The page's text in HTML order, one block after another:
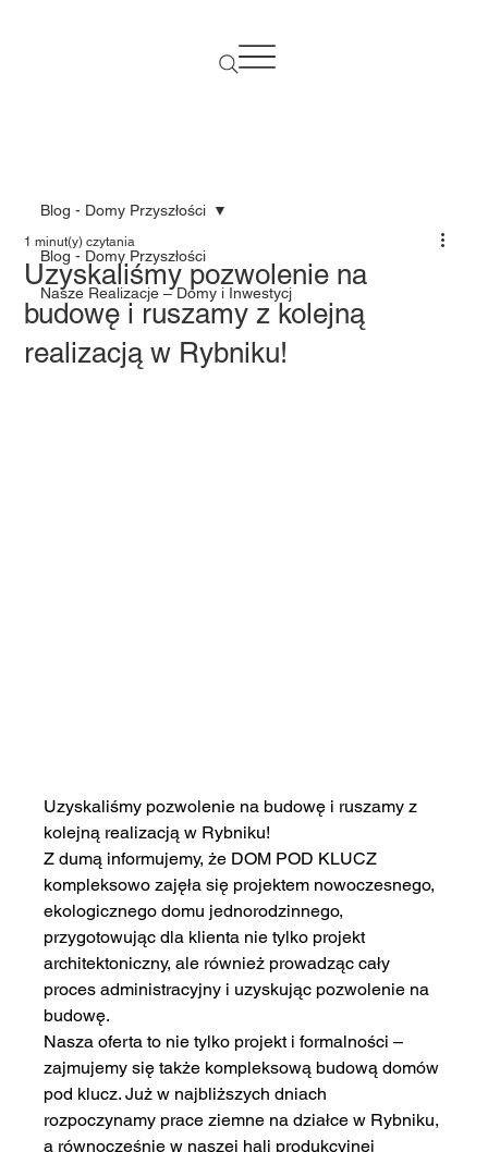
Blog - Domy Przyszłości
Nasze Realizacje – Domy i Inwestycj
Blog - Domy Przyszłości
Uzyskaliśmy pozwolenie na
budowę i ruszamy z kolejną
realizacją w Rybniku!
1 minut(y) czytania
Uzyskaliśmy pozwolenie na budowę i ruszamy z
kolejną realizacją w Rybniku!
Z dumą informujemy, że DOM POD KLUCZ
kompleksowo zajęła się projektem nowoczesnego,
ekologicznego domu jednorodzinnego,
przygotowując dla klienta nie tylko projekt
architektoniczny, ale również prowadząc cały
proces administracyjny i uzyskując pozwolenie na
budowę.
Nasza oferta to nie tylko projekt i formalności –
zajmujemy się także kompleksową budową domów
pod klucz. Już w najbliższych dniach
rozpoczynamy prace ziemne na działce w Rybniku,
a równocześnie w naszej hali produkcyjnej